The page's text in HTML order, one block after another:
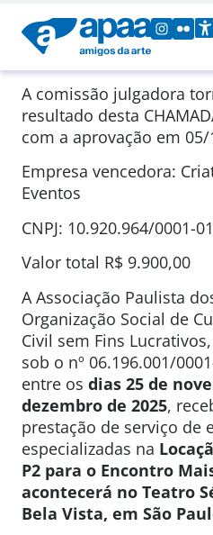
A comissão julgadora
resultado desta
com a aprovação em
Empresa vencedora:
Eventos
CNPJ: 10.920.964/0001-01
Valor total R$ 9.900,00
A Associação Paulista
Organização Social de
Civil sem Fins
sob o nº 06.196.001/
entre os dias 25 de
dezembro de 2025,
prestação de serviço de
especializadas na
P2 para o Encontro
acontecerá no Teatro
Bela Vista, em São